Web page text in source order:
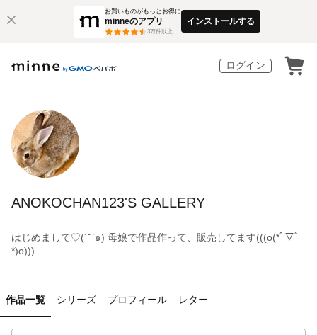
お買いものがもっとお得に
minneのアプリ
3万件以上
インストールする
ログイン
ANOKOCHAN123'S GALLERY
はじめまして♡(´˘`๑) 母娘で作品作って、販売してます(((o(*ﾟ▽ﾟ
*)o)))
作品一覧 シリーズ プロフィール レター